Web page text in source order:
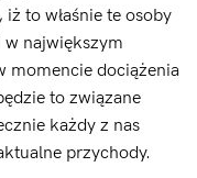
to właśnie te osoby
w największym
momencie dociążenia
to związane
każdy z nas
przychody.